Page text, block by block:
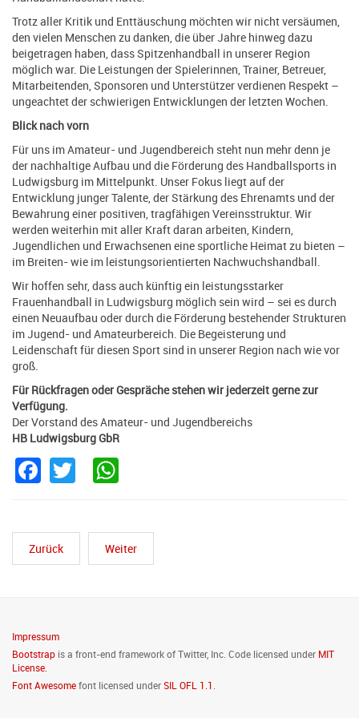
Trotz aller Kritik und Enttäuschung möchten wir nicht versäumen,
den vielen Menschen zu danken, die über Jahre hinweg dazu
beigetragen haben, dass Spitzenhandball in unserer Region
möglich war. Die Leistungen der Spielerinnen, Trainer, Betreuer,
Mitarbeitenden, Sponsoren und Unterstützer verdienen Respekt –
ungeachtet der schwierigen Entwicklungen der letzten Wochen.
Blick nach vorn
Für uns im Amateur- und Jugendbereich steht nun mehr denn je
der nachhaltige Aufbau und die Förderung des Handballsports in
Ludwigsburg im Mittelpunkt. Unser Fokus liegt auf der
Entwicklung junger Talente, der Stärkung des Ehrenamts und der
Bewahrung einer positiven, tragfähigen Vereinsstruktur. Wir
werden weiterhin mit aller Kraft daran arbeiten, Kindern,
Jugendlichen und Erwachsenen eine sportliche Heimat zu bieten –
im Breiten- wie im leistungsorientierten Nachwuchshandball.
Wir hoffen sehr, dass auch künftig ein leistungsstarker
Frauenhandball in Ludwigsburg möglich sein wird – sei es durch
einen Neuaufbau oder durch die Förderung bestehender Strukturen
im Jugend- und Amateurbereich. Die Begeisterung und
Leidenschaft für diesen Sport sind in unserer Region nach wie vor
groß.
Für Rückfragen oder Gespräche stehen wir jederzeit gerne zur
Verfügung.
Der Vorstand des Amateur- und Jugendbereichs
HB Ludwigsburg GbR
Facebook
Twitter
Zurück Weiter
Impressum
Bootstrap is a front-end framework of Twitter, Inc. Code licensed under MIT
License.
Font Awesomefont licensed under SIL OFL 1.1